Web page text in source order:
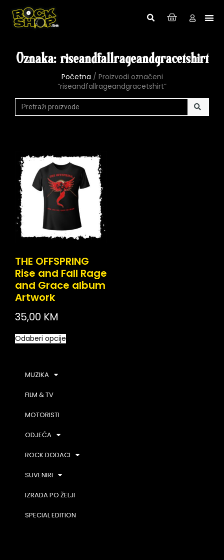
Oznaka: riseandfallrageandgracetshirt
Početna / Proizvodi označeni
“riseandfallrageandgracetshirt”
THE OFFSPRING
Rise and Fall Rage
and Grace album
Artwork
35,00 KM
Odaberi opcije
MUZIKA
FILM & TV
MOTORISTI
ODJEĆA
ROCK DODACI
SUVENIRI
IZRADA PO ŽELJI
SPECIAL EDITION